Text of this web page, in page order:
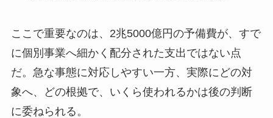
ここで重要なのは、2兆5000億円の予備費が、すで
に個別事業へ細かく配分された支出ではない点
だ。急な事態に対応しやすい一方、実際にどの対
象へ、どの根拠で、いくら使われるかは後の判断
に委ねられる。